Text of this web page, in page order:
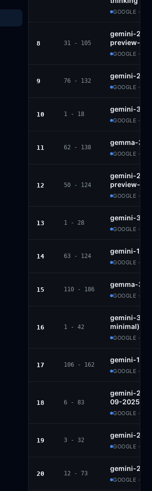
GOOGLE ·
8 31 - 105
gemini-
preview-
GOOGLE ·
9 76 - 132
gemini-2.0-
GOOGLE ·
10 1 - 18
gemini-3-
GOOGLE ·
11 62 - 138
gemma-3-
GOOGLE ·
12 50 - 124
gemini-
preview-
GOOGLE ·
13 1 - 28
gemini-3-
GOOGLE ·
14 63 - 124
gemini-1.5-
GOOGLE ·
15 110 - 186
gemma-
GOOGLE ·
16 1 - 42
gemini-3-
minimal)
GOOGLE ·
17 106 - 162
gemini-1.5-
GOOGLE ·
18 6 - 83
gemini-
09-2025
GOOGLE ·
19 3 - 32
gemini-
GOOGLE ·
20 12 - 73
gemini-2.5-
GOOGLE ·